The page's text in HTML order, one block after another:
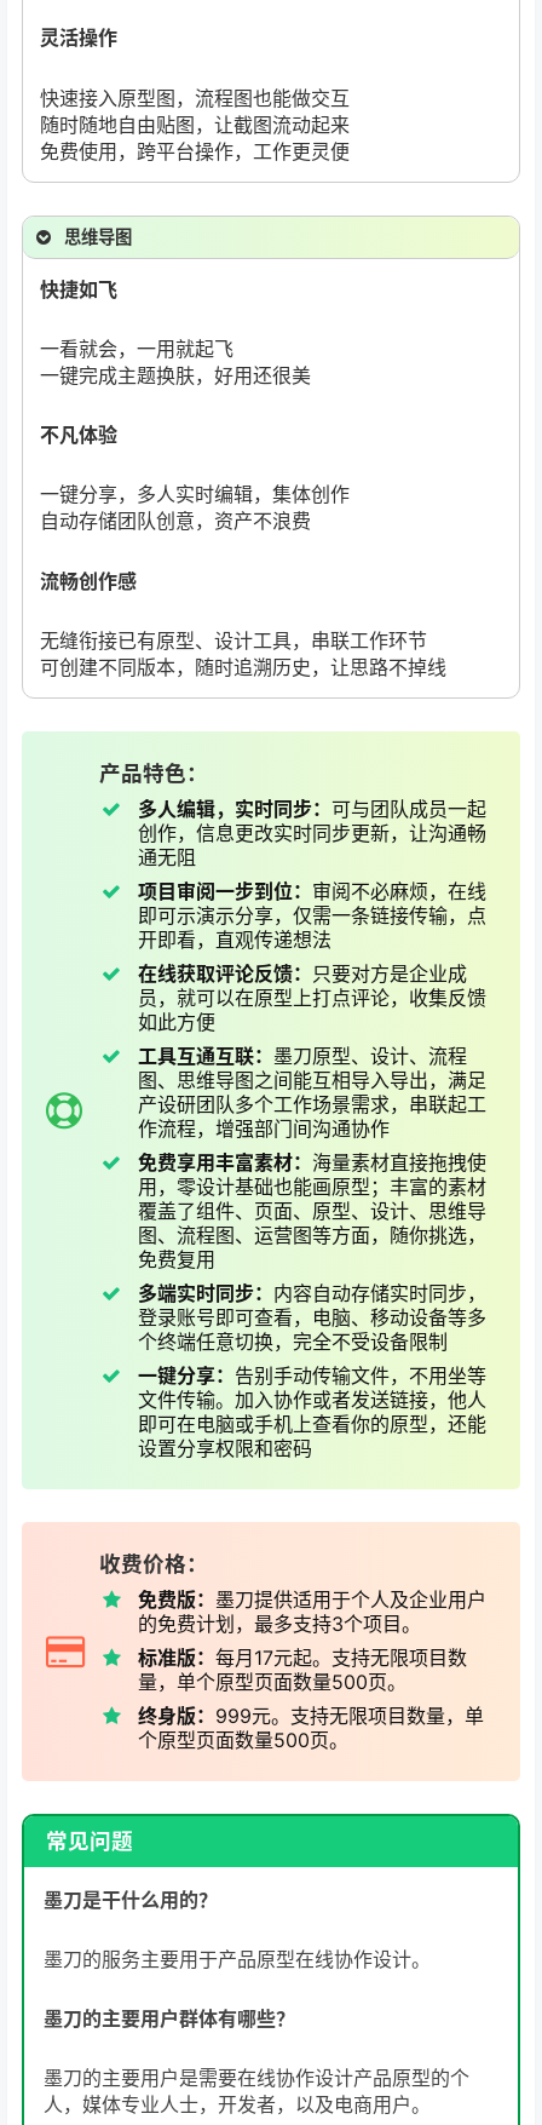
灵活操作
快速接入原型图，流程图也能做交互
随时随地自由贴图，让截图流动起来
免费使用，跨平台操作，工作更灵便
思维导图
快捷如飞
一看就会，一用就起飞
一键完成主题换肤，好用还很美
不凡体验
一键分享，多人实时编辑，集体创作
自动存储团队创意，资产不浪费
流畅创作感
无缝衔接已有原型、设计工具，串联工作环节
可创建不同版本，随时追溯历史，让思路不掉线
产品特色：
多人编辑，实时同步： 可与团队成员一起
创作，信息更改实时同步更新，让沟通畅
通无阻
项目审阅一步到位： 审阅不必麻烦，在线
即可示演示分享，仅需一条链接传输，点
开即看，直观传递想法
在线获取评论反馈： 只要对方是企业成
员，就可以在原型上打点评论，收集反馈
如此方便
工具互通互联： 墨刀原型、设计、流程
图、思维导图之间能互相导入导出，满足
产设研团队多个工作场景需求，串联起工
作流程，增强部门间沟通协作
免费享用丰富素材： 海量素材直接拖拽使
用，零设计基础也能画原型；丰富的素材
覆盖了组件、页面、原型、设计、思维导
图、流程图、运营图等方面，随你挑选，
免费复用
多端实时同步： 内容自动存储实时同步，
登录账号即可查看，电脑、移动设备等多
个终端任意切换，完全不受设备限制
一键分享： 告别手动传输文件，不用坐等
文件传输。加入协作或者发送链接，他人
即可在电脑或手机上查看你的原型，还能
设置分享权限和密码
收费价格：
免费版： 墨刀提供适用于个人及企业用户
的免费计划，最多支持3个项目。
标准版： 每月17元起。支持无限项目数
量，单个原型页面数量500页。
终身版： 999元。支持无限项目数量，单
个原型页面数量500页。
常见问题
墨刀是干什么用的？
墨刀的服务主要用于产品原型在线协作设计。
墨刀的主要用户群体有哪些？
墨刀的主要用户是需要在线协作设计产品原型的个
人，媒体专业人士，开发者，以及电商用户。